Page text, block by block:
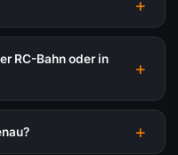
RC-Bahn oder in